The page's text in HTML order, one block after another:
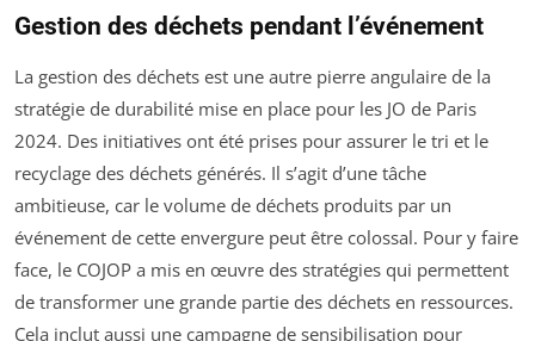
Gestion des déchets pendant l’événement
La gestion des déchets est une autre pierre angulaire de la
stratégie de durabilité mise en place pour les JO de Paris
2024. Des initiatives ont été prises pour assurer le tri et le
recyclage des déchets générés. Il s’agit d’une tâche
ambitieuse, car le volume de déchets produits par un
événement de cette envergure peut être colossal. Pour y faire
face, le COJOP a mis en œuvre des stratégies qui permettent
de transformer une grande partie des déchets en ressources.
Cela inclut aussi une campagne de sensibilisation pour